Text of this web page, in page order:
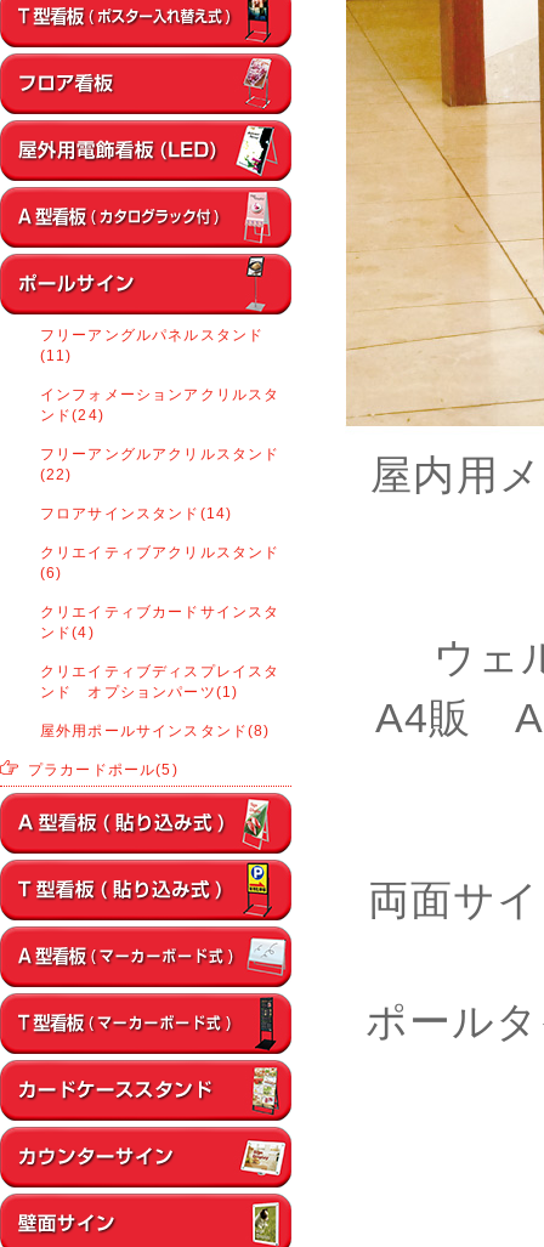
フリーアングルパネルスタンド
(11)
インフォメーションアクリルスタ
ンド(24)
フリーアングルアクリルスタンド
(22)
フロアサインスタンド(14)
クリエイティブアクリルスタンド
(6)
クリエイティブカードサインスタ
ンド(4)
クリエイティブディスプレイスタ
ンド オプションパーツ(1)
屋外用ポールサインスタンド(8)
プラカードポール(5)
屋内用
ウェ
A4販
両面サイ
ポールタ